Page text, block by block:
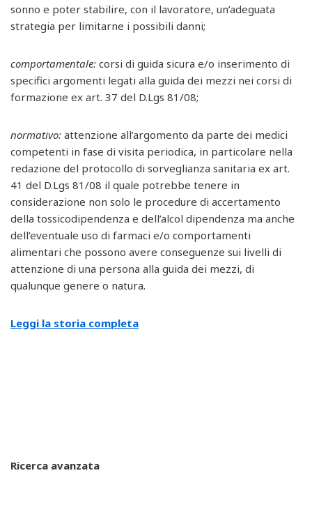
sonno e poter stabilire, con il lavoratore, un’adeguata
strategia per limitarne i possibili danni;
comportamentale: corsi di guida sicura e/o inserimento di
specifici argomenti legati alla guida dei mezzi nei corsi di
formazione ex art. 37 del D.Lgs 81/08;
normativo: attenzione all’argomento da parte dei medici
competenti in fase di visita periodica, in particolare nella
redazione del protocollo di sorveglianza sanitaria ex art.
41 del D.Lgs 81/08 il quale potrebbe tenere in
considerazione non solo le procedure di accertamento
della tossicodipendenza e dell’alcol dipendenza ma anche
dell’eventuale uso di farmaci e/o comportamenti
alimentari che possono avere conseguenze sui livelli di
attenzione di una persona alla guida dei mezzi, di
qualunque genere o natura.
Leggi la storia completa
Ricerca avanzata